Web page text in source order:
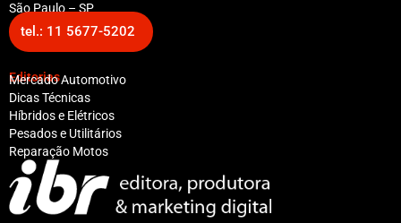
São Paulo – SP
tel.: 11 5677-5202
Editorias
Mercado Automotivo
Dicas Técnicas
Híbridos e Elétricos
Pesados e Utilitários
Reparação Motos